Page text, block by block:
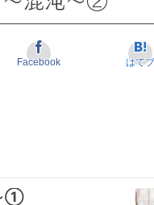
Facebook はてブ